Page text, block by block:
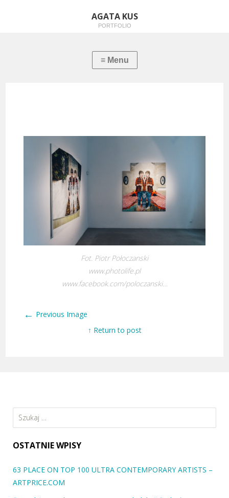
AGATA KUS
PORTFOLIO
Fot. Piotr Połoczanski
www.photolife.pl
www.facebook.com/poloczanski…
← Previous Image
↑ Return to post
Szukaj:
OSTATNIE WPISY
63 PLACE ON TOP 100 ULTRA CONTEMPORARY ARTISTS –
ARTPRICE.COM